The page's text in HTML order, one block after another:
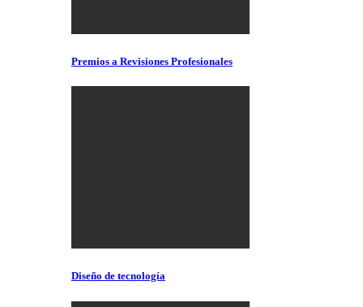
Premios a Revisiones Profesionales
Diseño de tecnología